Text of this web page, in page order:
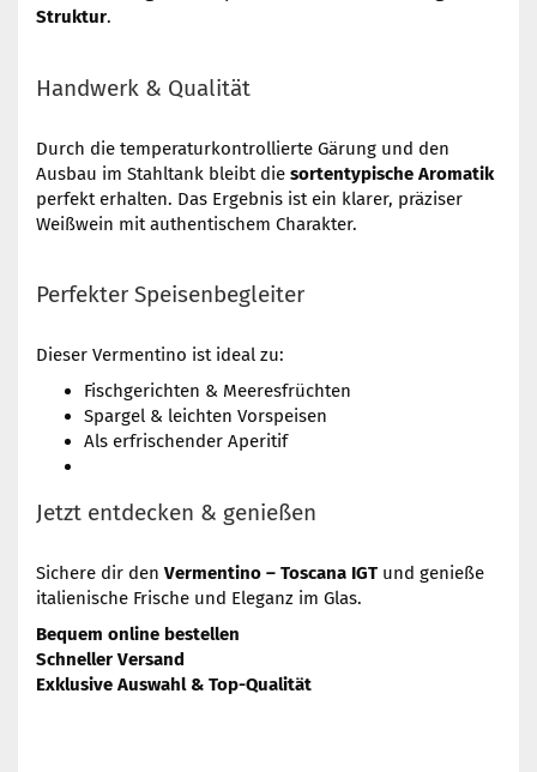
Struktur.
Handwerk & Qualität
Durch die temperaturkontrollierte Gärung und den
Ausbau im Stahltank bleibt die sortentypische Aromatik
perfekt erhalten. Das Ergebnis ist ein klarer, präziser
Weißwein mit authentischem Charakter.
Perfekter Speisenbegleiter
Dieser Vermentino ist ideal zu:
Fischgerichten & Meeresfrüchten
Spargel & leichten Vorspeisen
Als erfrischender Aperitif
Jetzt entdecken & genießen
Sichere dir den Vermentino – Toscana IGT und genieße
italienische Frische und Eleganz im Glas.
Bequem online bestellen
Schneller Versand
Exklusive Auswahl & Top-Qualität